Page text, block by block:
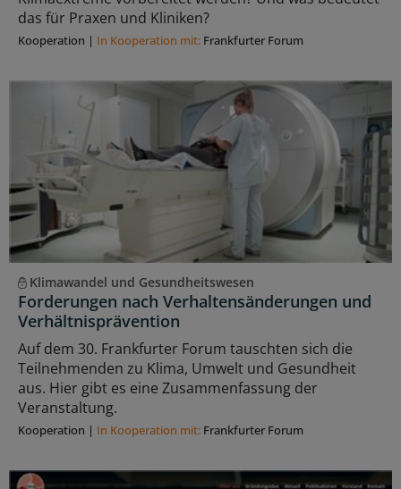
das für Praxen und Kliniken?
Kooperation | In Kooperation mit: Frankfurter Forum
Klimawandel und Gesundheitswesen
Forderungen nach Verhaltensänderungen und
Verhältnisprävention
Auf dem 30. Frankfurter Forum tauschten sich die
Teilnehmenden zu Klima, Umwelt und Gesundheit
aus. Hier gibt es eine Zusammenfassung der
Veranstaltung.
Kooperation | In Kooperation mit: Frankfurter Forum